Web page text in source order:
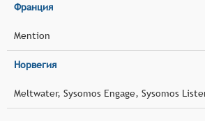
Франция
Mention
Норвегия
Meltwater, Sysomos Engage, Sysomos